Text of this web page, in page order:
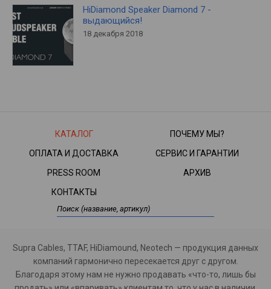
HiDiamond Speaker Diamond 7 -
выдающийся!
18 декабря 2018
КАТАЛОГ
ПОЧЕМУ МЫ?
ОПЛАТА И ДОСТАВКА
СЕРВИС И ГАРАНТИИ
PRESS ROOM
АРХИВ
КОНТАКТЫ
Supra Cables, TTAF, HiDiamound, Neotech — продукция данных
компаний гармонично пересекается друг с другом.
Благодаря этому нам не нужно продавать «что-то, лишь бы